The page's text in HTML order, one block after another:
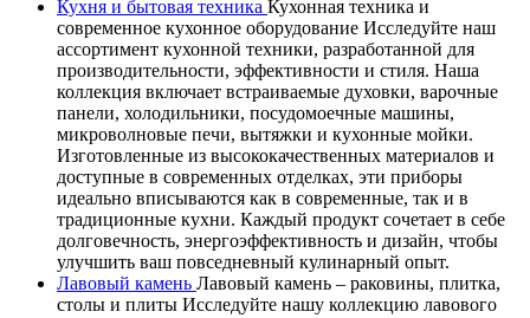
Кухня и бытовая техника Кухонная техника и
современное кухонное оборудование Исследуйте наш
ассортимент кухонной техники, разработанной для
производительности, эффективности и стиля. Наша
коллекция включает встраиваемые духовки, варочные
панели, холодильники, посудомоечные машины,
микроволновые печи, вытяжки и кухонные мойки.
Изготовленные из высококачественных материалов и
доступные в современных отделках, эти приборы
идеально вписываются как в современные, так и в
традиционные кухни. Каждый продукт сочетает в себе
долговечность, энергоэффективность и дизайн, чтобы
улучшить ваш повседневный кулинарный опыт.
Лавовый камень Лавовый камень – раковины, плитка,
столы и плиты Исследуйте нашу коллекцию лавового